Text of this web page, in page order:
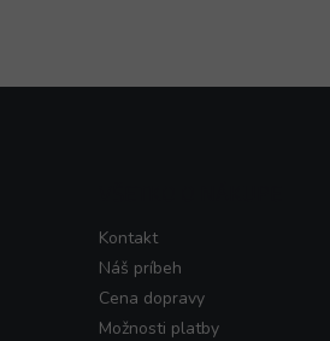
Kontakt
Náš príbeh
Cena dopravy
Možnosti platby